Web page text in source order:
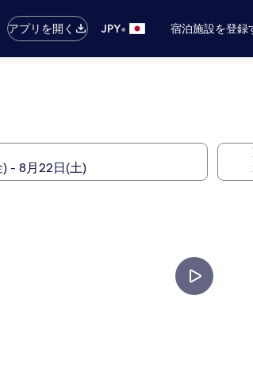
アプリを開く JPY• 宿泊施設を登録